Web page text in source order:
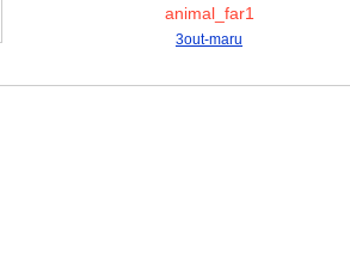
animal_far1
3out-maru